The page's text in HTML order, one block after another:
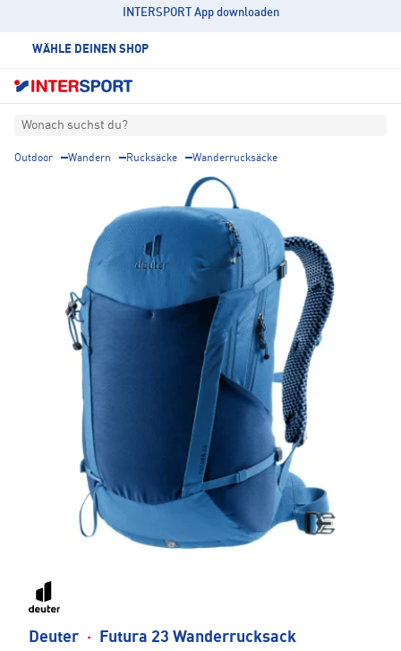
INTERSPORT App downloaden
WÄHLE DEINEN SHOP
Wonach suchst du?
Outdoor Wandern Rucksäcke Wanderrucksäcke
Deuter · Futura 23 Wanderrucksack